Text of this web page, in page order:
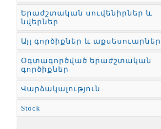
Երաժշտական սուվենիրներ և
նվերներ
Այլ գործիքներ և աքսեսուարներ
Օգտագործված երաժշտական
գործիքներ
Վարձակալություն
Stock